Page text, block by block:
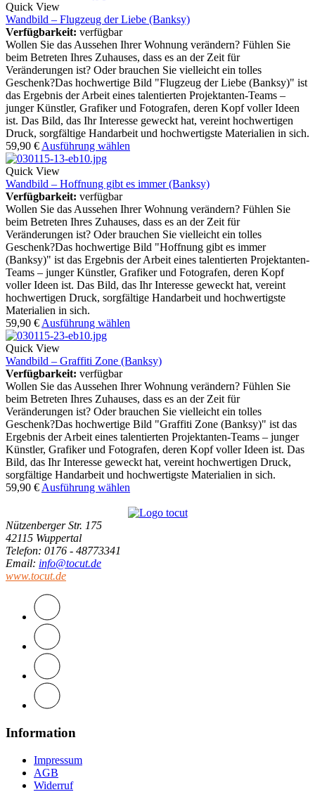
Quick View
Wandbild – Flugzeug der Liebe (Banksy)
Verfügbarkeit: verfügbar
Wollen Sie das Aussehen Ihrer Wohnung verändern? Fühlen Sie
beim Betreten Ihres Zuhauses, dass es an der Zeit für
Veränderungen ist? Oder brauchen Sie vielleicht ein tolles
Geschenk?Das hochwertige Bild "Flugzeug der Liebe (Banksy)" ist
das Ergebnis der Arbeit eines talentierten Projektanten-Teams –
junger Künstler, Grafiker und Fotografen, deren Kopf voller Ideen
ist. Das Bild, das Ihr Interesse geweckt hat, vereint hochwertigen
Druck, sorgfältige Handarbeit und hochwertigste Materialien in sich.
59,90 € Ausführung wählen
Quick View
Wandbild – Hoffnung gibt es immer (Banksy)
Verfügbarkeit: verfügbar
Wollen Sie das Aussehen Ihrer Wohnung verändern? Fühlen Sie
beim Betreten Ihres Zuhauses, dass es an der Zeit für
Veränderungen ist? Oder brauchen Sie vielleicht ein tolles
Geschenk?Das hochwertige Bild "Hoffnung gibt es immer
(Banksy)" ist das Ergebnis der Arbeit eines talentierten Projektanten-
Teams – junger Künstler, Grafiker und Fotografen, deren Kopf
voller Ideen ist. Das Bild, das Ihr Interesse geweckt hat, vereint
hochwertigen Druck, sorgfältige Handarbeit und hochwertigste
Materialien in sich.
59,90 € Ausführung wählen
Quick View
Wandbild – Graffiti Zone (Banksy)
Verfügbarkeit: verfügbar
Wollen Sie das Aussehen Ihrer Wohnung verändern? Fühlen Sie
beim Betreten Ihres Zuhauses, dass es an der Zeit für
Veränderungen ist? Oder brauchen Sie vielleicht ein tolles
Geschenk?Das hochwertige Bild "Graffiti Zone (Banksy)" ist das
Ergebnis der Arbeit eines talentierten Projektanten-Teams – junger
Künstler, Grafiker und Fotografen, deren Kopf voller Ideen ist. Das
Bild, das Ihr Interesse geweckt hat, vereint hochwertigen Druck,
sorgfältige Handarbeit und hochwertigste Materialien in sich.
59,90 € Ausführung wählen
Nützenberger Str. 175
42115 Wuppertal
Telefon: 0176 - 48773341
Email: info@tocut.de
www.tocut.de
Information
Impressum
AGB
Widerruf